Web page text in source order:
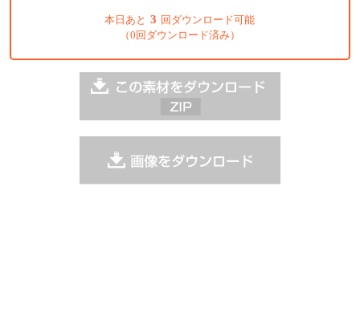
本日あと 3 回ダウンロード可能
（0回ダウンロード済み）